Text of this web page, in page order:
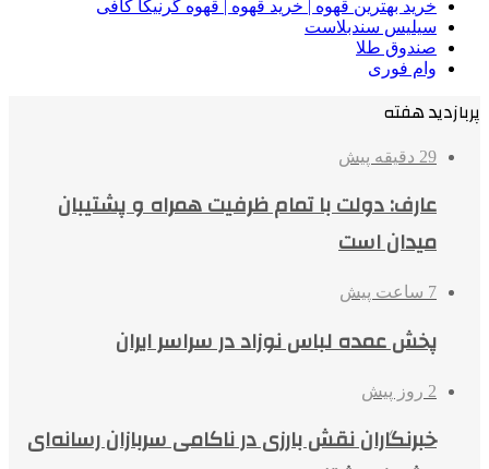
خرید بهترین قهوه | خرید قهوه | قهوه گرنیکا کافی
سیلیس سندبلاست
صندوق طلا
وام فوری
پربازدید هفته
29 دقیقه پیش
عارف: دولت با تمام ظرفیت همراه و پشتیبان
میدان است
7 ساعت پیش
پخش عمده لباس نوزاد در سراسر ایران
2 روز پیش
خبرنگاران نقش بارزی در ناکامی سربازان رسانه‌ای